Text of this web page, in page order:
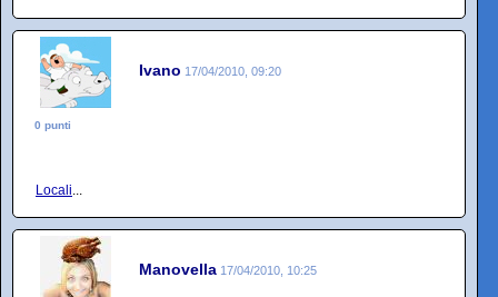
Ivano 17/04/2010, 09:20
0 punti
Locali...
Manovella 17/04/2010, 10:25